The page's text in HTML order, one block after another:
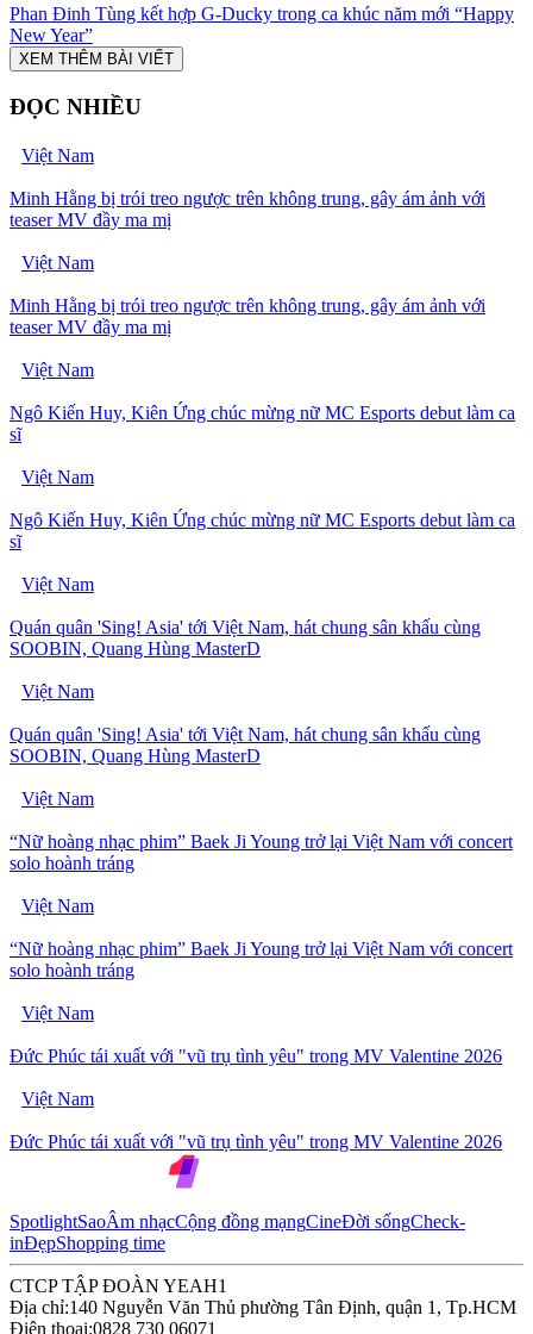
Phan Đinh Tùng kết hợp G-Ducky trong ca khúc năm mới “Happy
New Year”
XEM THÊM BÀI VIẾT
ĐỌC NHIỀU
Việt Nam
Minh Hằng bị trói treo ngược trên không trung, gây ám ảnh với
teaser MV đầy ma mị
Việt Nam
Minh Hằng bị trói treo ngược trên không trung, gây ám ảnh với
teaser MV đầy ma mị
Việt Nam
Ngô Kiến Huy, Kiên Ứng chúc mừng nữ MC Esports debut làm ca
sĩ
Việt Nam
Ngô Kiến Huy, Kiên Ứng chúc mừng nữ MC Esports debut làm ca
sĩ
Việt Nam
Quán quân 'Sing! Asia' tới Việt Nam, hát chung sân khấu cùng
SOOBIN, Quang Hùng MasterD
Việt Nam
Quán quân 'Sing! Asia' tới Việt Nam, hát chung sân khấu cùng
SOOBIN, Quang Hùng MasterD
Việt Nam
“Nữ hoàng nhạc phim” Baek Ji Young trở lại Việt Nam với concert
solo hoành tráng
Việt Nam
“Nữ hoàng nhạc phim” Baek Ji Young trở lại Việt Nam với concert
solo hoành tráng
Việt Nam
Đức Phúc tái xuất với "vũ trụ tình yêu" trong MV Valentine 2026
Việt Nam
Đức Phúc tái xuất với "vũ trụ tình yêu" trong MV Valentine 2026
SpotlightSaoÂm nhạcCộng đồng mạngCineĐời sốngCheck-
inĐẹpShopping time
CTCP TẬP ĐOÀN YEAH1
Địa chỉ:140 Nguyễn Văn Thủ phường Tân Định, quận 1, Tp.HCM
Điện thoại:0828 730 06071